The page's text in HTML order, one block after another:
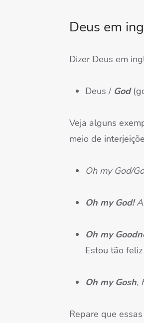
Deus em
Dizer Deus em
Deus / God
Veja alguns
meio de
Oh my God/
Oh my God!
Oh my
Estou tão
Oh my Gosh,
Repare que